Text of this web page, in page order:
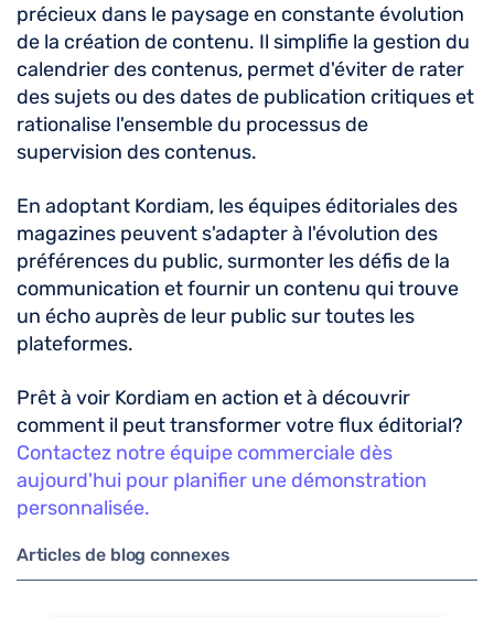
précieux dans le paysage en constante évolution
de la création de contenu. Il simplifie la gestion du
calendrier des contenus, permet d'éviter de rater
des sujets ou des dates de publication critiques et
rationalise l'ensemble du processus de
supervision des contenus.
En adoptant Kordiam, les équipes éditoriales des
magazines peuvent s'adapter à l'évolution des
préférences du public, surmonter les défis de la
communication et fournir un contenu qui trouve
un écho auprès de leur public sur toutes les
plateformes.
Prêt à voir Kordiam en action et à découvrir
comment il peut transformer votre flux éditorial?
Contactez notre équipe commerciale dès
aujourd'hui pour planifier une démonstration
personnalisée.
Articles de blog connexes